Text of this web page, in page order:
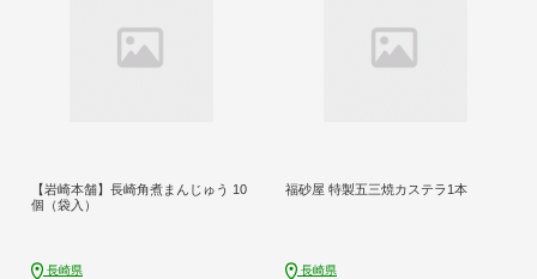
【岩崎本舗】長崎角煮まんじゅう 10
個（袋入）
長崎県
福砂屋 特製五三焼カステラ1本
長崎県